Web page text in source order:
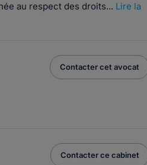
au respect des droits... Lire la
Contacter cet avocat
Contacter ce cabinet